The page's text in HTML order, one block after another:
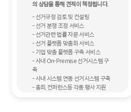
의 상담을 통해 견적이 책정됩니다.
- 선거규정 검토 및 컨설팅
- 선거 분쟁 조정 서비스
- 선거관련 법률 자문 서비스
- 선거 플랫폼 맞춤화 서비스
- 기업 맞춤 플랫폼 구축 서비스
- 사내 On-Premise 선거시스템 구
축
- 사내 시스템 연동 선거시스템 구축
- 총회, 컨퍼런스등 각종 행사 지원